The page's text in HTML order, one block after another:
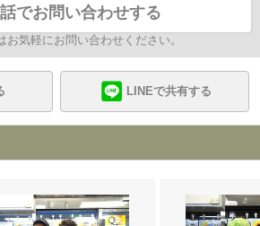
でお問い合わせする
お気軽にお問い合わせください。
LINEで共有する